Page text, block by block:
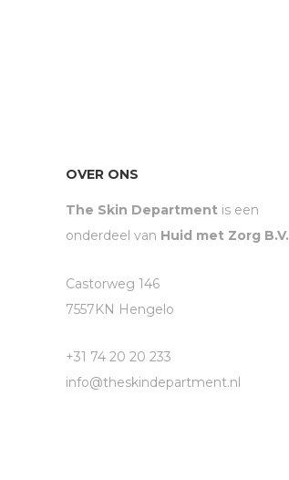
OVER ONS
The Skin Department is een
onderdeel van Huid met Zorg B.V.
Castorweg 146
7557KN Hengelo
+31 74 20 20 233
info@theskindepartment.nl